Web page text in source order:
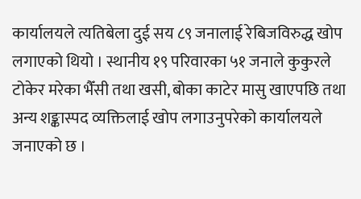
कार्यालयले त्यतिबेला दुई सय ८९ जनालाई रेबिजविरुद्ध खोप
लगाएको थियो । स्थानीय १९ परिवारका ५१ जनाले कुकुरले
टोकेर मरेका भैँसी तथा खसी, बोका काटेर मासु खाएपछि तथा
अन्य शङ्कास्पद व्यक्तिलाई खोप लगाउनुपरेको कार्यालयले
जनाएको छ ।